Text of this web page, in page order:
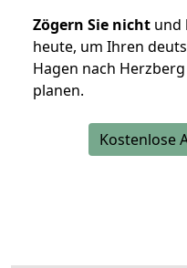
Zögern Sie nicht und
heute, um Ihren
Hagen nach
planen.
Kostenlose